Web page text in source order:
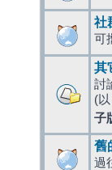
社
可
其
討
(
子
舊
過